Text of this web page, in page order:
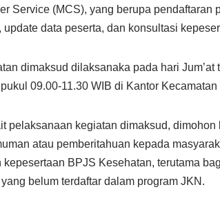
Service (MCS), yang berupa pendaftaran
update data peserta, dan konsultasi
dimaksud dilaksanaka pada hari Jum’at
09.00-11.30 WIB di Kantor Kecamatan
pelaksanaan kegiatan dimaksud,
atau pemberitahuan kepada
kepesertaan BPJS Kesehatan, terutama
belum terdaftar dalam program JKN.